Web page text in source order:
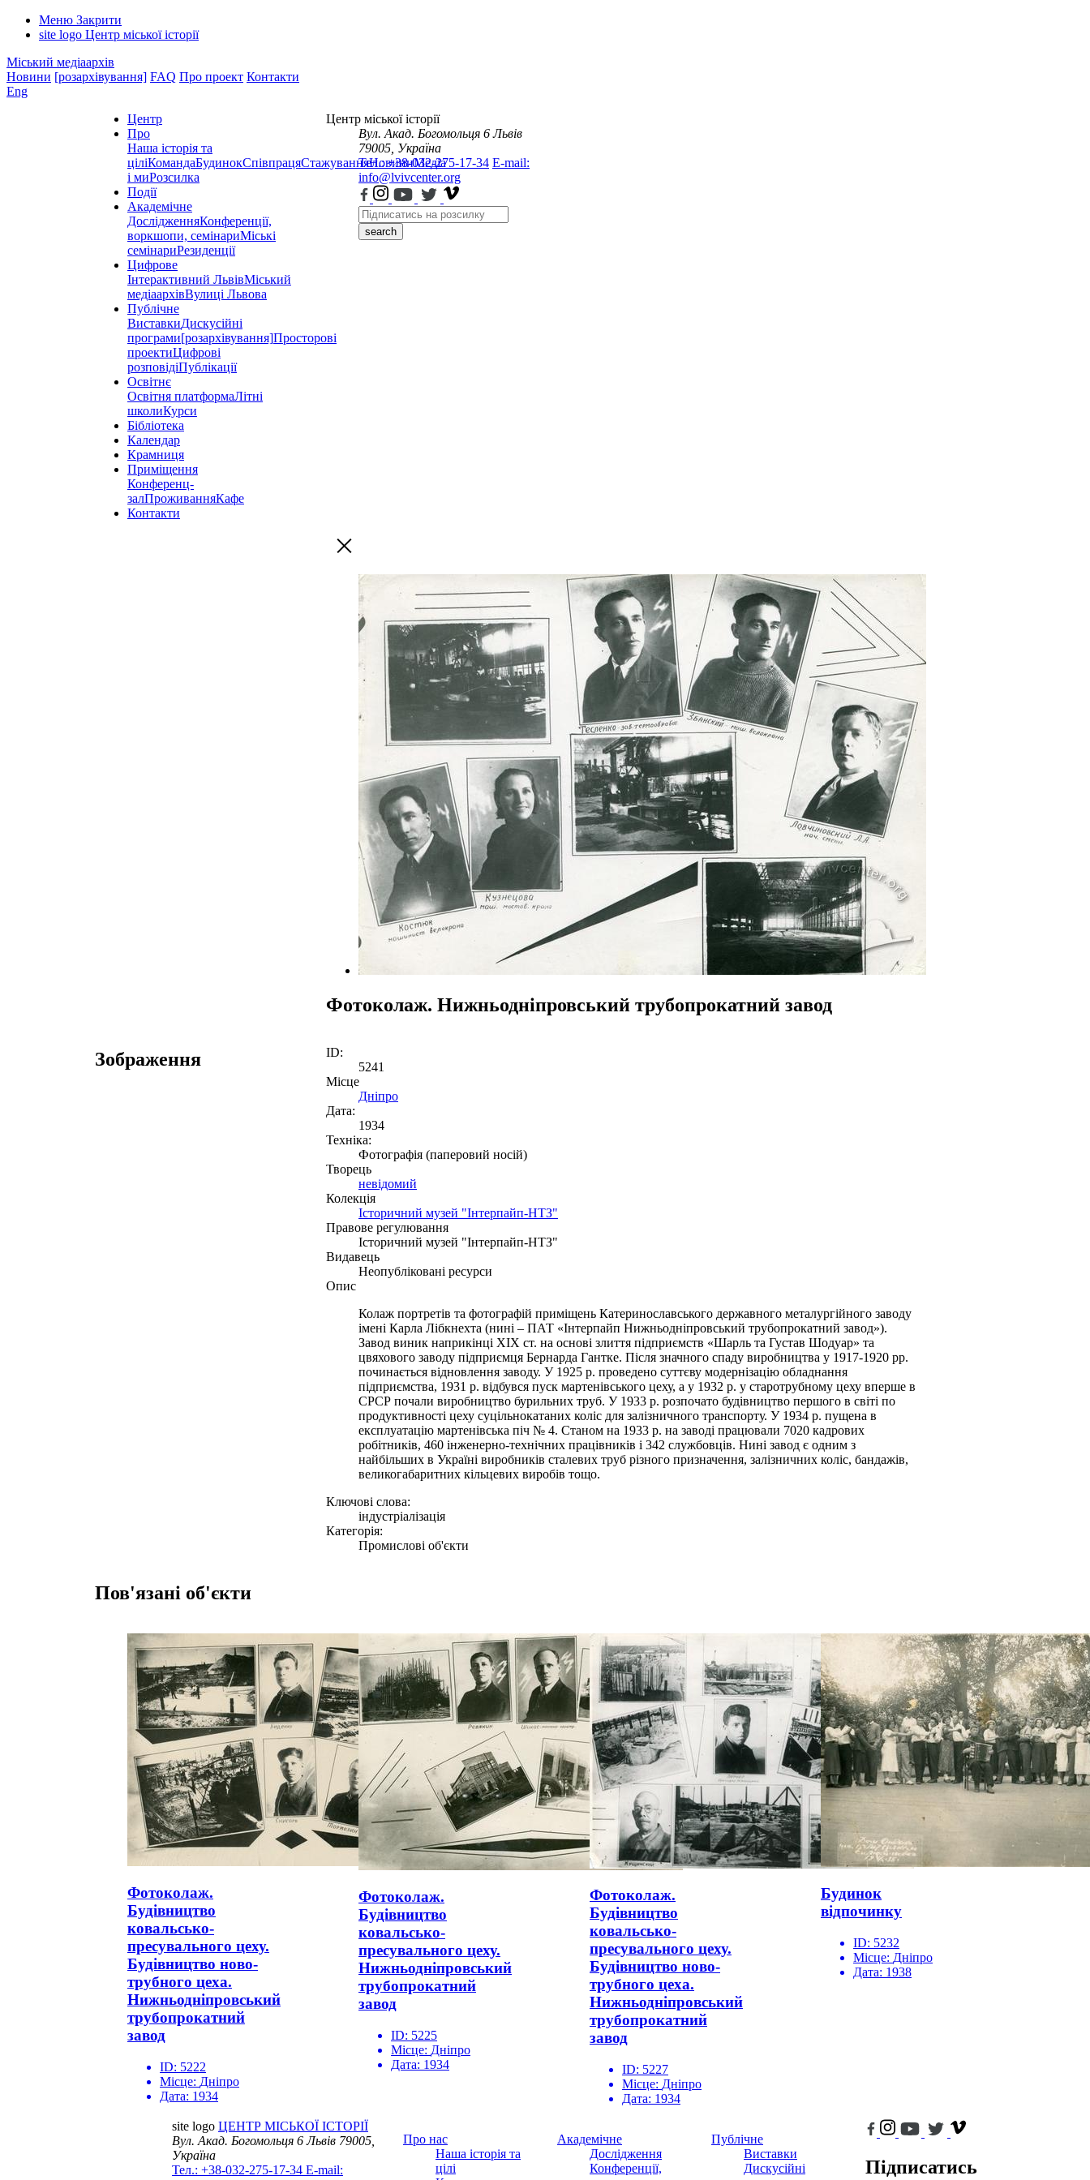
Меню Закрити
site logo Центр міської історії
Міський медіаархів
Новини [розархівування] FAQ Про проект Контакти
Eng
Центр
Про
Наша історія та
ціліКомандаБудинокСпівпрацяСтажуванняНовиниМедіа
і миРозсилка
Події
Академічне
ДослідженняКонференції,
воркшопи, семінариМіські
семінариРезиденції
Цифрове
Інтерактивний ЛьвівМіський
медіаархівВулиці Львова
Публічне
ВиставкиДискусійні
програми[розархівування]Просторові
проектиЦифрові
розповідіПублікації
Освітнє
Освітня платформаЛітні
школиКурси
Бібліотека
Календар
Крамниця
Приміщення
Конференц-
залПроживанняКафе
Контакти
Центр міської історії
Вул. Акад. Богомольця 6 Львів
79005, Україна
Тел.: +38-032-275-17-34 E-mail:
info@lvivcenter.org
search
Фотоколаж. Нижньодніпровський трубопрокатний завод
Зображення
ID:
5241
Місце
Дніпро
Дата:
1934
Техніка:
Фотографія (паперовий носій)
Творець
невідомий
Колекція
Історичний музей "Інтерпайп-НТЗ"
Правове регулювання
Історичний музей "Інтерпайп-НТЗ"
Видавець
Неопубліковані ресурси
Опис
Колаж портретів та фотографій приміщень Катеринославського державного металургійного заводу
імені Карла Лібкнехта (нині – ПАТ «Інтерпайп Нижньодніпровський трубопрокатний завод»).
Завод виник наприкінці ХІХ ст. на основі злиття підприємств «Шарль та Густав Шодуар» та
цвяхового заводу підприємця Бернарда Гантке. Після значного спаду виробництва у 1917-1920 рр.
починається відновлення заводу. У 1925 р. проведено суттєву модернізацію обладнання
підприємства, 1931 р. відбувся пуск мартенівського цеху, а у 1932 р. у старотрубному цеху вперше в
СРСР почали виробництво бурильних труб. У 1933 р. розпочато будівництво першого в світі по
продуктивності цеху суцільнокатаних коліс для залізничного транспорту. У 1934 р. пущена в
експлуатацію мартенівська піч № 4. Станом на 1933 р. на заводі працювали 7020 кадрових
робітників, 460 інженерно-технічних працівників і 342 службовців. Нині завод є одним з
найбільших в Україні виробників сталевих труб різного призначення, залізничних коліс, бандажів,
великогабаритних кільцевих виробів тощо.
Ключові слова:
індустріалізація
Категорія:
Промислові об'єкти
Пов'язані об'єкти
Фотоколаж.
Будівництво
ковальсько-
пресувального цеху.
Будівництво ново-
трубного цеха.
Нижньодніпровський
трубопрокатний
завод
ID: 5222
Місце: Дніпро
Дата: 1934
Фотоколаж.
Будівництво
ковальсько-
пресувального цеху.
Нижньодніпровський
трубопрокатний
завод
ID: 5225
Місце: Дніпро
Дата: 1934
Фотоколаж.
Будівництво
ковальсько-
пресувального цеху.
Будівництво ново-
трубного цеха.
Нижньодніпровський
трубопрокатний
завод
ID: 5227
Місце: Дніпро
Дата: 1934
Будинок
відпочинку
ID: 5232
Місце: Дніпро
Дата: 1938
site logo ЦЕНТР МІСЬКОЇ ІСТОРІЇ
Вул. Акад. Богомольця 6Львів 79005,
Україна
Тел.: +38-032-275-17-34 E-mail:
Про нас
Наша історія та
цілі
Академічне
Дослідження
Конференції,
Публічне
Виставки
Дискусійні
Підписатись